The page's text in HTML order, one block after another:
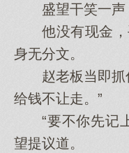
盛望干笑一声
他没有现金，
身无分文。
赵老板当即抓
给钱不让走。”
“要不你先记上
望提议道。